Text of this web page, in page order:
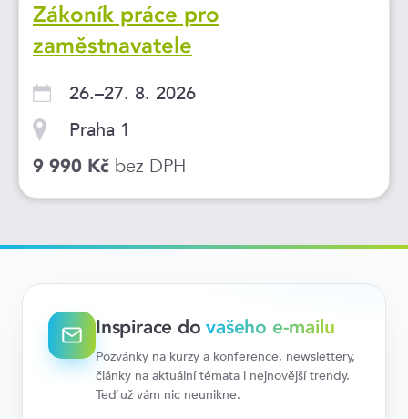
Zákoník práce pro
zaměstnavatele
26.–27. 8. 2026
Praha 1
9 990 Kč bez DPH
Inspirace dovašeho e-mailu
Pozvánky na kurzy a konference, newslettery,
články na aktuální témata i nejnovější trendy.
Teď už vám nic neunikne.